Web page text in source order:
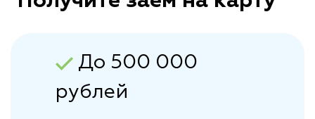
До 500 000
рублей